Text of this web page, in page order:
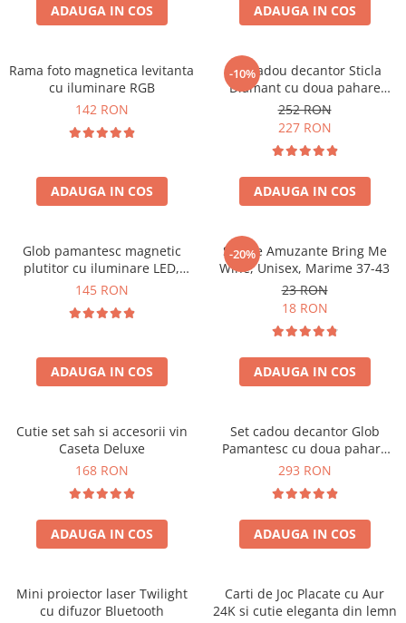
Cadouri Fete
Cadouri Haioase
Cadouri de Casa Noua
Cadouri Majorat
Cadouri pentru Bunici
Cadouri pentru Prieteni
Cel ce are tot
Cadouri Nunta si Cununie civila
Cani si Termosuri
Produse pentru Calatorie
Seturi de caligrafie
Cadouri Sfantul Alexandru
Cadouri Constantin si Elena
Cadouri Sfanta Maria
Cadouri Sfintii Mihail si Gavriil
ADAUGA IN COS ADAUGA IN COS
Rama foto magnetica levitanta
cu iluminare RGB
142 RON
ADAUGA IN COS
-10%
Set cadou decantor Sticla
Diamant cu doua pahare
Deluxe
252 RON
227 RON
ADAUGA IN COS
Glob pamantesc magnetic
plutitor cu iluminare LED,
Forma C
145 RON
ADAUGA IN COS
-20%
Sosete Amuzante Bring Me
Wine, Unisex, Marime 37-43
23 RON
18 RON
ADAUGA IN COS
Cutie set sah si accesorii vin
Caseta Deluxe
168 RON
ADAUGA IN COS
Set cadou decantor Glob
Pamantesc cu doua pahare
Deluxe
293 RON
ADAUGA IN COS
Mini proiector laser Twilight
cu difuzor Bluetooth
Carti de Joc Placate cu Aur
24K si cutie eleganta din lemn